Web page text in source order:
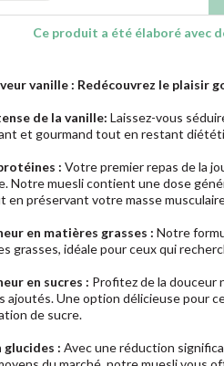
Ce produit a été élaboré avec
vanille : Redécouvrez le plaisir
de la vanille: Laissez-vous
et gourmand tout en restant
: Votre premier repas de la
Notre muesli contient une dose
en préservant votre masse
en matières grasses : Notre
grasses, idéale pour ceux qui
en sucres : Profitez de la douceur
ajoutés. Une option délicieuse pour
de sucre.
glucides : Avec une réduction